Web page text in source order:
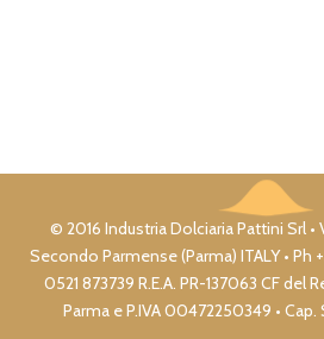
© 2016 Industria Dolciaria Pattini Srl •
Secondo Parmense (Parma) ITALY • Ph
0521 873739 R.E.A. PR-137063 CF del
Parma e P.IVA 00472250349 •